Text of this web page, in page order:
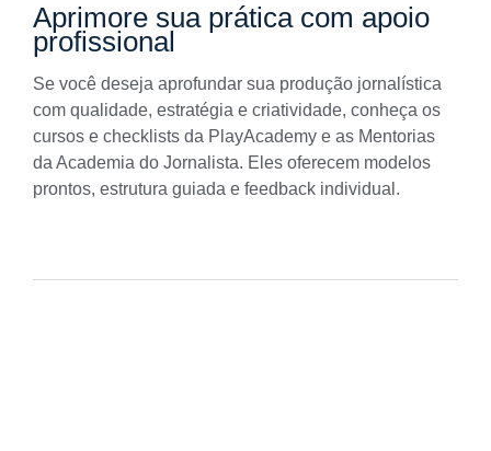
Aprimore sua prática com apoio
profissional
Se você deseja aprofundar sua produção jornalística
com qualidade, estratégia e criatividade, conheça os
cursos e checklists da PlayAcademy e as Mentorias
da Academia do Jornalista. Eles oferecem modelos
prontos, estrutura guiada e feedback individual.